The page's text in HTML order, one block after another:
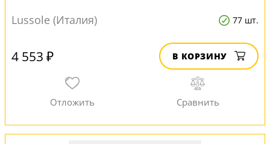
Lussole (Италия) 77 шт.
4 553 ₽ В КОРЗИНУ